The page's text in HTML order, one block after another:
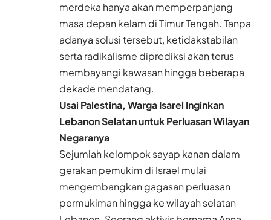
merdeka hanya akan memperpanjang
masa depan kelam di Timur Tengah. Tanpa
adanya solusi tersebut, ketidakstabilan
serta radikalisme diprediksi akan terus
membayangi kawasan hingga beberapa
dekade mendatang.
Usai Palestina, Warga Isarel Inginkan
Lebanon Selatan untuk Perluasan Wilayan
Negaranya
Sejumlah kelompok sayap kanan dalam
gerakan pemukim di Israel mulai
mengembangkan gagasan perluasan
permukiman hingga ke wilayah selatan